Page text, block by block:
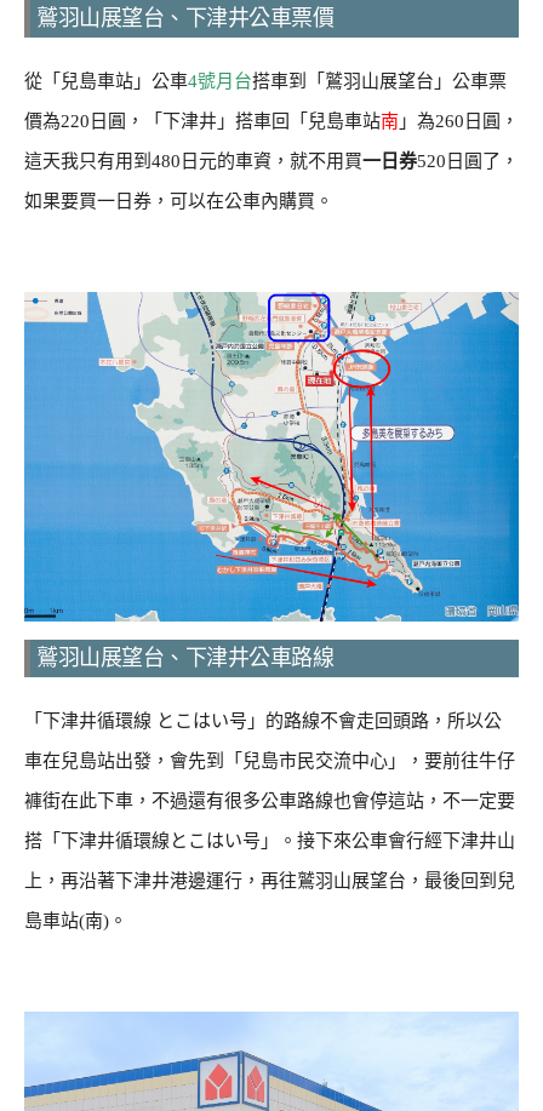
鷲羽山展望台、下津井公車票價
從「兒島車站」公車4號月台搭車到「鷲羽山展望台」公車票
價為220日圓，「下津井」搭車回「兒島車站南 」為260日圓，
這天我只有用到480日元的車資，就不用買一日券520日圓了，
如果要買一日券，可以在公車內購買。
鷲羽山展望台、下津井公車路線
「下津井循環線 とこはい号」的路線不會走回頭路，所以公
車在兒島站出發，會先到「兒島市民交流中心」，要前往牛仔
褲街在此下車，不過還有很多公車路線也會停這站，不一定要
搭「下津井循環線とこはい号」。接下來公車會行經下津井山
上，再沿著下津井港邊運行，再往鷲羽山展望台，最後回到兒
島車站(南)。